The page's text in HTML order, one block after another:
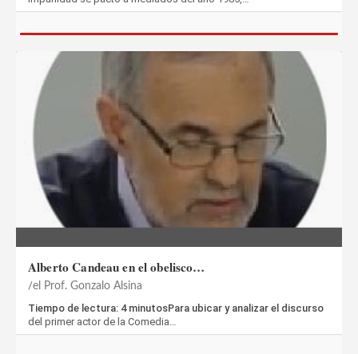
Alberto Candeau en el obelisco…
el Prof. Gonzalo Alsina
Tiempo de lectura: 4 minutosPara ubicar y analizar el discurso
del primer actor de la Comedia…